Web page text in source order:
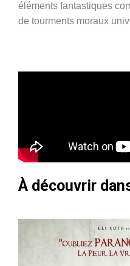
éléments fantastiques
de tourments moraux
À découvrir